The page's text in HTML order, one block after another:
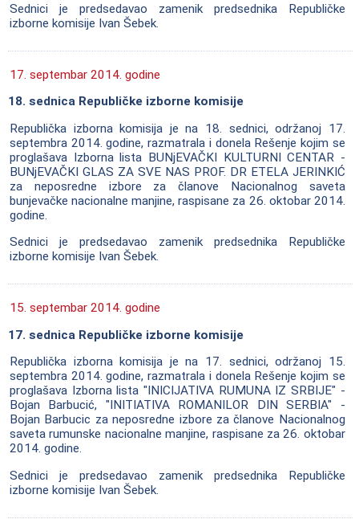
Sednici je predsedavao zamenik predsednika Republičke
izborne komisije Ivan Šebek.
17. septembar 2014. godine
18. sednica Republičke izborne komisije
Republička izborna komisija je na 18. sednici, održanoj 17.
septembra 2014. godine, razmatrala i donela Rešenje kojim se
proglašava Izborna lista BUNjEVAČKI KULTURNI CENTAR -
BUNjEVAČKI GLAS ZA SVE NAS PROF. DR ETELA JERINKIĆ
za neposredne izbore za članove Nacionalnog saveta
bunjevačke nacionalne manjine, raspisane za 26. oktobar 2014.
godine.
Sednici je predsedavao zamenik predsednika Republičke
izborne komisije Ivan Šebek.
15. septembar 2014. godine
17. sednica Republičke izborne komisije
Republička izborna komisija je na 17. sednici, održanoj 15.
septembra 2014. godine, razmatrala i donela Rešenje kojim se
proglašava Izborna lista "INICIJATIVA RUMUNA IZ SRBIJE" -
Bojan Barbucić, "INITIATIVA ROMANILOR DIN SERBIA" -
Bojan Barbucic za neposredne izbore za članove Nacionalnog
saveta rumunske nacionalne manjine, raspisane za 26. oktobar
2014. godine.
Sednici je predsedavao zamenik predsednika Republičke
izborne komisije Ivan Šebek.